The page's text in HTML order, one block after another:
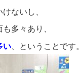
ないし、
多々あり、
い 、ということです。